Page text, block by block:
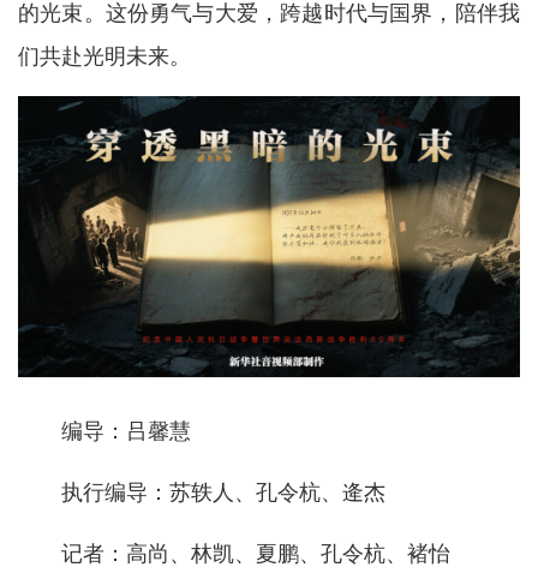
的光束。这份勇气与大爱，跨越时代与国界，陪伴我
们共赴光明未来。
编导：吕馨慧
执行编导：苏轶人、孔令杭、逄杰
记者：高尚、林凯、夏鹏、孔令杭、褚怡